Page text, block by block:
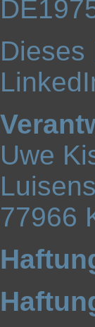
Dieses
Uwe
77966